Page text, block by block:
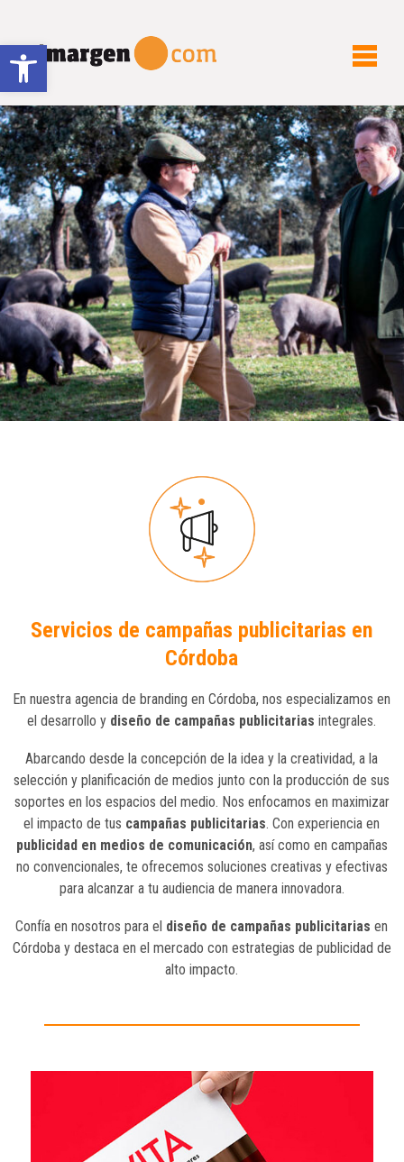
Abrir barra de herramientas
Servicios de campañas publicitarias en
Córdoba
En nuestra agencia de branding en Córdoba, nos especializamos en
el desarrollo y diseño de campañas publicitarias integrales.
Abarcando desde la concepción de la idea y la creatividad, a la
selección y planificación de medios junto con la producción de sus
soportes en los espacios del medio. Nos enfocamos en maximizar
el impacto de tus campañas publicitarias. Con experiencia en
publicidad en medios de comunicación, así como en campañas
no convencionales, te ofrecemos soluciones creativas y efectivas
para alcanzar a tu audiencia de manera innovadora.
Confía en nosotros para el diseño de campañas publicitarias en
Córdoba y destaca en el mercado con estrategias de publicidad de
alto impacto.